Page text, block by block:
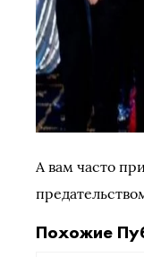
А вам часто
Похожие